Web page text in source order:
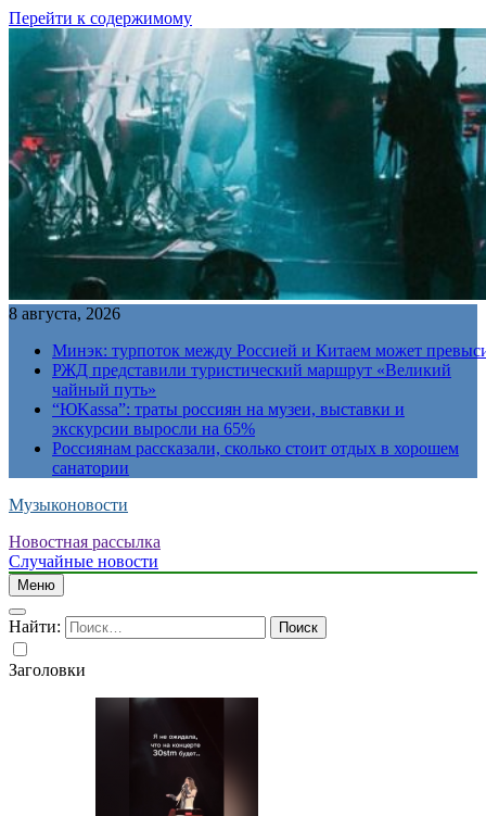
Перейти к содержимому
8 августа, 2026
Минэк: турпоток между Россией и Китаем может
РЖД представили туристический маршрут «Великий
чайный путь»
“ЮKassa”: траты россиян на музеи, выставки и
экскурсии выросли на 65%
Россиянам рассказали, сколько стоит отдых в хорошем
санатории
Музыконовости
Новостная рассылка
Случайные новости
Меню
Найти:
Заголовки